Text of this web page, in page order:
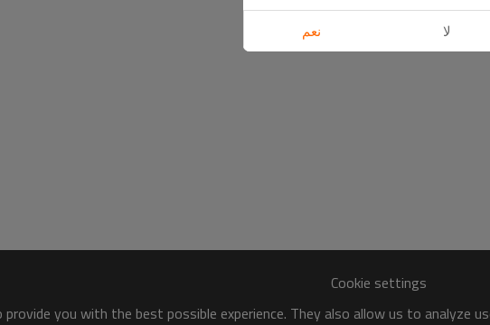
Cookie settings
provide you with the best possible experience. They also allow us to analyze
لا نعم